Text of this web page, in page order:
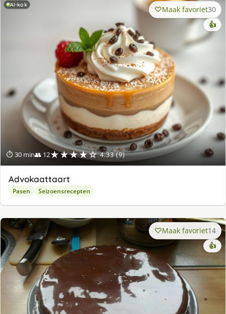
AI-kok
⏱ 30 min👥 12★★★★☆ 4.33 (9)
Maak favoriet30
👍
Advokaattaart
Pasen Seizoensrecepten
Maak favoriet14
👍